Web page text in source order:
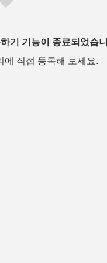
기 기능이 종료되었습
에 직접 등록해 보세요.